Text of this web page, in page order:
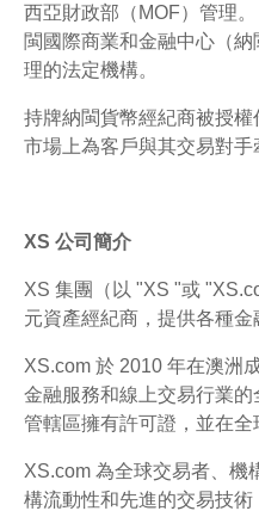
西亞財政部（MOF）管理
閩國際商業和金融中心（
理的法定機構。
持牌納閩貨幣經紀商被授
市場上為客戶與其交易對手
XS 公司簡介
XS 集團（以 "XS "或
元資產經紀商，提供各種金
XS.com 於 2010 年在澳洲
金融服務和線上交易行業
管轄區擁有許可證，並在全
XS.com 為全球交易者、機
構流動性和先進的交易技